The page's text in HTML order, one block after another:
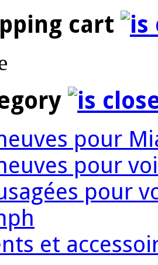
cart
pour
pour
pour
et